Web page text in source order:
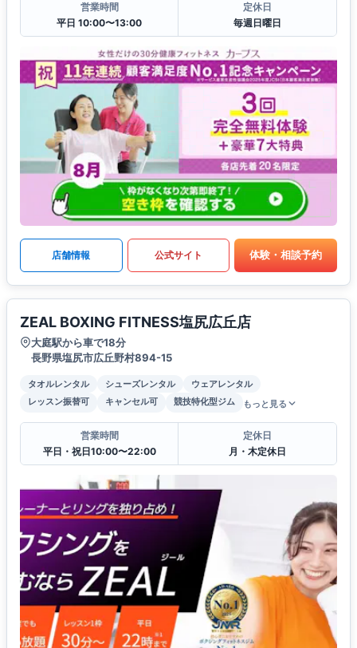
営業時間
平日 10:00〜13:00
定休日
毎週日曜日
店舗情報 公式サイト 体験・相談予約
ZEAL BOXING FITNESS塩尻広丘店
大庭駅から車で18分
長野県塩尻市広丘野村894-15
タオルレンタル シューズレンタル
ウェアレンタル
レッスン振替可
キャンセル可 競技特化型ジム もっと見る
営業時間
平日・祝日10:00〜22:00
定休日
月・木定休日